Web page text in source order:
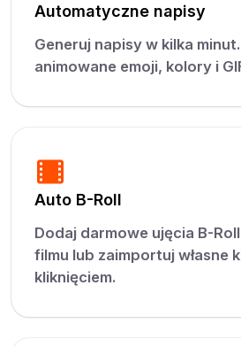
Automatyczne napisy
Generuj napisy w kilka
animowane emoji, kolory i
Auto B-Roll
Dodaj darmowe ujęcia B-
filmu lub zaimportuj własne
kliknięciem.